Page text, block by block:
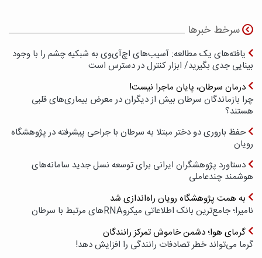
سرخط خبرها
یافته‌های یک مطالعه: آسیب‌های اچ‌آی‌وی به شبکیه چشم را با وجود
بینایی جدی بگیرید/ ابزار کنترل در دسترس است
درمان سرطان، پایان ماجرا نیست!
چرا بازماندگان سرطان بیش از دیگران در معرض بیماری‌های قلبی
هستند؟
حفظ باروری دو دختر مبتلا به سرطان با جراحی پیشرفته در پژوهشگاه
رویان
دستاورد پژوهشگران ایرانی برای توسعه نسل جدید سامانه‌های
هوشمند چندعاملی
به همت پژوهشگاه رویان راه‌اندازی شد
نامیرا؛ جامع‌ترین بانک اطلاعاتی میکروRNAهای مرتبط با سرطان
گرمای هوا؛ دشمن خاموش تمرکز رانندگان
گرما می‌تواند خطر تصادفات رانندگی را افزایش دهد!